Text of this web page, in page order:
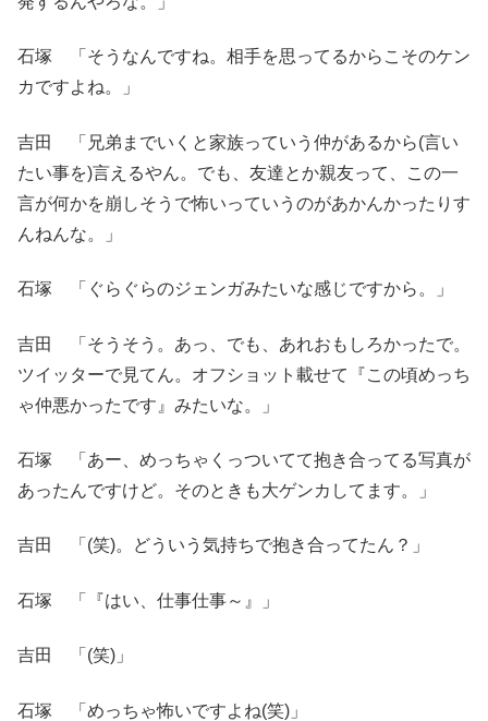
石塚 「そうなんですね。相手を思ってるからこそのケン
カですよね。」
吉田 「兄弟までいくと家族っていう仲があるから(言い
たい事を)言えるやん。でも、友達とか親友って、この一
言が何かを崩しそうで怖いっていうのがあかんかったりす
んねんな。」
石塚 「ぐらぐらのジェンガみたいな感じですから。」
吉田 「そうそう。あっ、でも、あれおもしろかったで。
ツイッターで見てん。オフショット載せて『この頃めっち
ゃ仲悪かったです』みたいな。」
石塚 「あー、めっちゃくっついてて抱き合ってる写真が
あったんですけど。そのときも大ゲンカしてます。」
吉田 「(笑)。どういう気持ちで抱き合ってたん？」
石塚 「『はい、仕事仕事～』」
吉田 「(笑)」
石塚 「めっちゃ怖いですよね(笑)」